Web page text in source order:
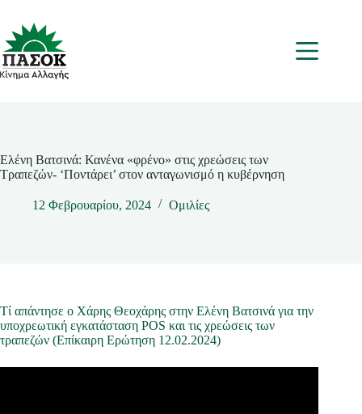
περιεχόμενο
Μενου
Ελένη Βατσινά: Κανένα «φρένο» στις χρεώσεις των
Τραπεζών- ‘Ποντάρει’ στον ανταγωνισμό η κυβέρνηση
12 Φεβρουαρίου, 2024 Ομιλίες
Τί απάντησε ο Χάρης Θεοχάρης στην Ελένη Βατσινά για την
υποχρεωτική εγκατάσταση POS και τις χρεώσεις των
τραπεζών (Επίκαιρη Ερώτηση 12.02.2024)